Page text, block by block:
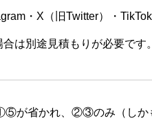
・X（旧Twitter）・
は別途見積もりが必要です。
が省かれ、②③のみ（しか